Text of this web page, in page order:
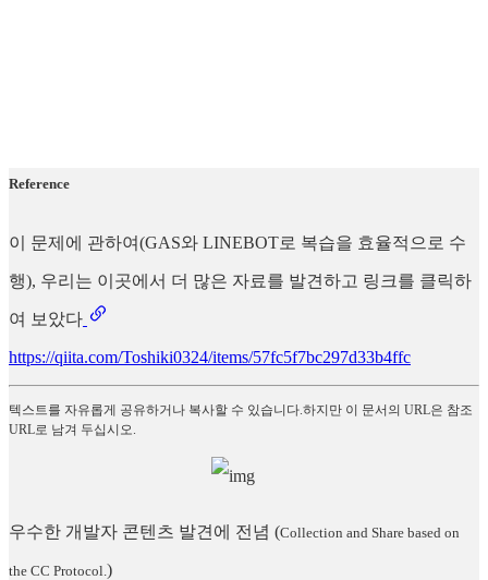
Reference
이 문제에 관하여(GAS와 LINEBOT로 복습을 효율적으로 수
행), 우리는 이곳에서 더 많은 자료를 발견하고 링크를 클릭하
여 보았다
https://qiita.com/Toshiki0324/items/57fc5f7bc297d33b4ffc
텍스트를 자유롭게 공유하거나 복사할 수 있습니다.하지만 이 문서의 URL은 참조
URL로 남겨 두십시오.
우수한 개발자 콘텐츠 발견에 전념 (Collection and Share based on
the CC Protocol. )